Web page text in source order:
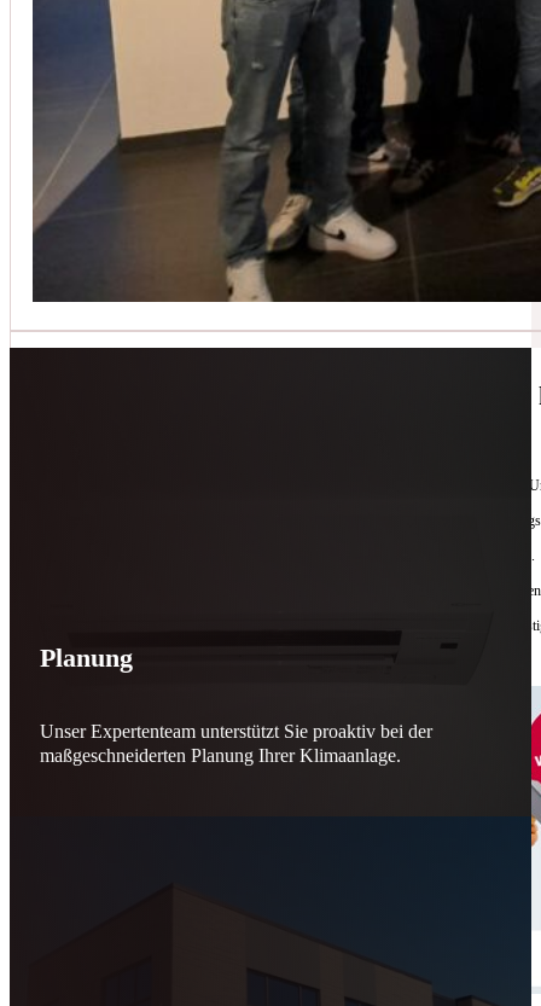
🔧 Geräte-Retter-Prämie – Weil
Manchmal braucht es nur eine zweite Chance. Für Geräte. Für Ressourcen. Für unsere
reparieren wir, was andere
Jede gerettete Maschine zählt. Jeder reparierte Motor wirkt. Jede Entscheidung macht
Reparieren statt wegwerfen. Verantwortung statt Verschwendung. Zukunft statt
Schicker. Wir bringen’s wieder zum Laufen.
Jetzt kontaktieren
Planung
Unser Expertenteam unterstützt Sie proaktiv bei der
maßgeschneiderten Planung Ihrer Klimaanlage.